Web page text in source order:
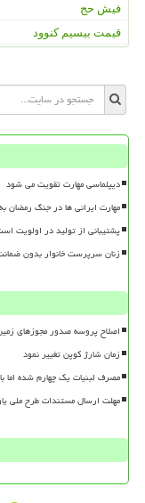
فیش حج
قیمت بیسیم کنوود
دیپلماسی مهارت تقویت می شود
مهارت ایرانی ها در جنگ رمضان
پشتیبانی از تولید در اولویت
زنان سرپرست خانوار بدون
اصلاح پروسه صدور مجوزهای
زمان شارژ کوپن تغییر نمود
مصرف لبنیات یک چهارم شده اما
مهلت ارسال مستندات طرح ملی یاوران پیشرفت۲ تا